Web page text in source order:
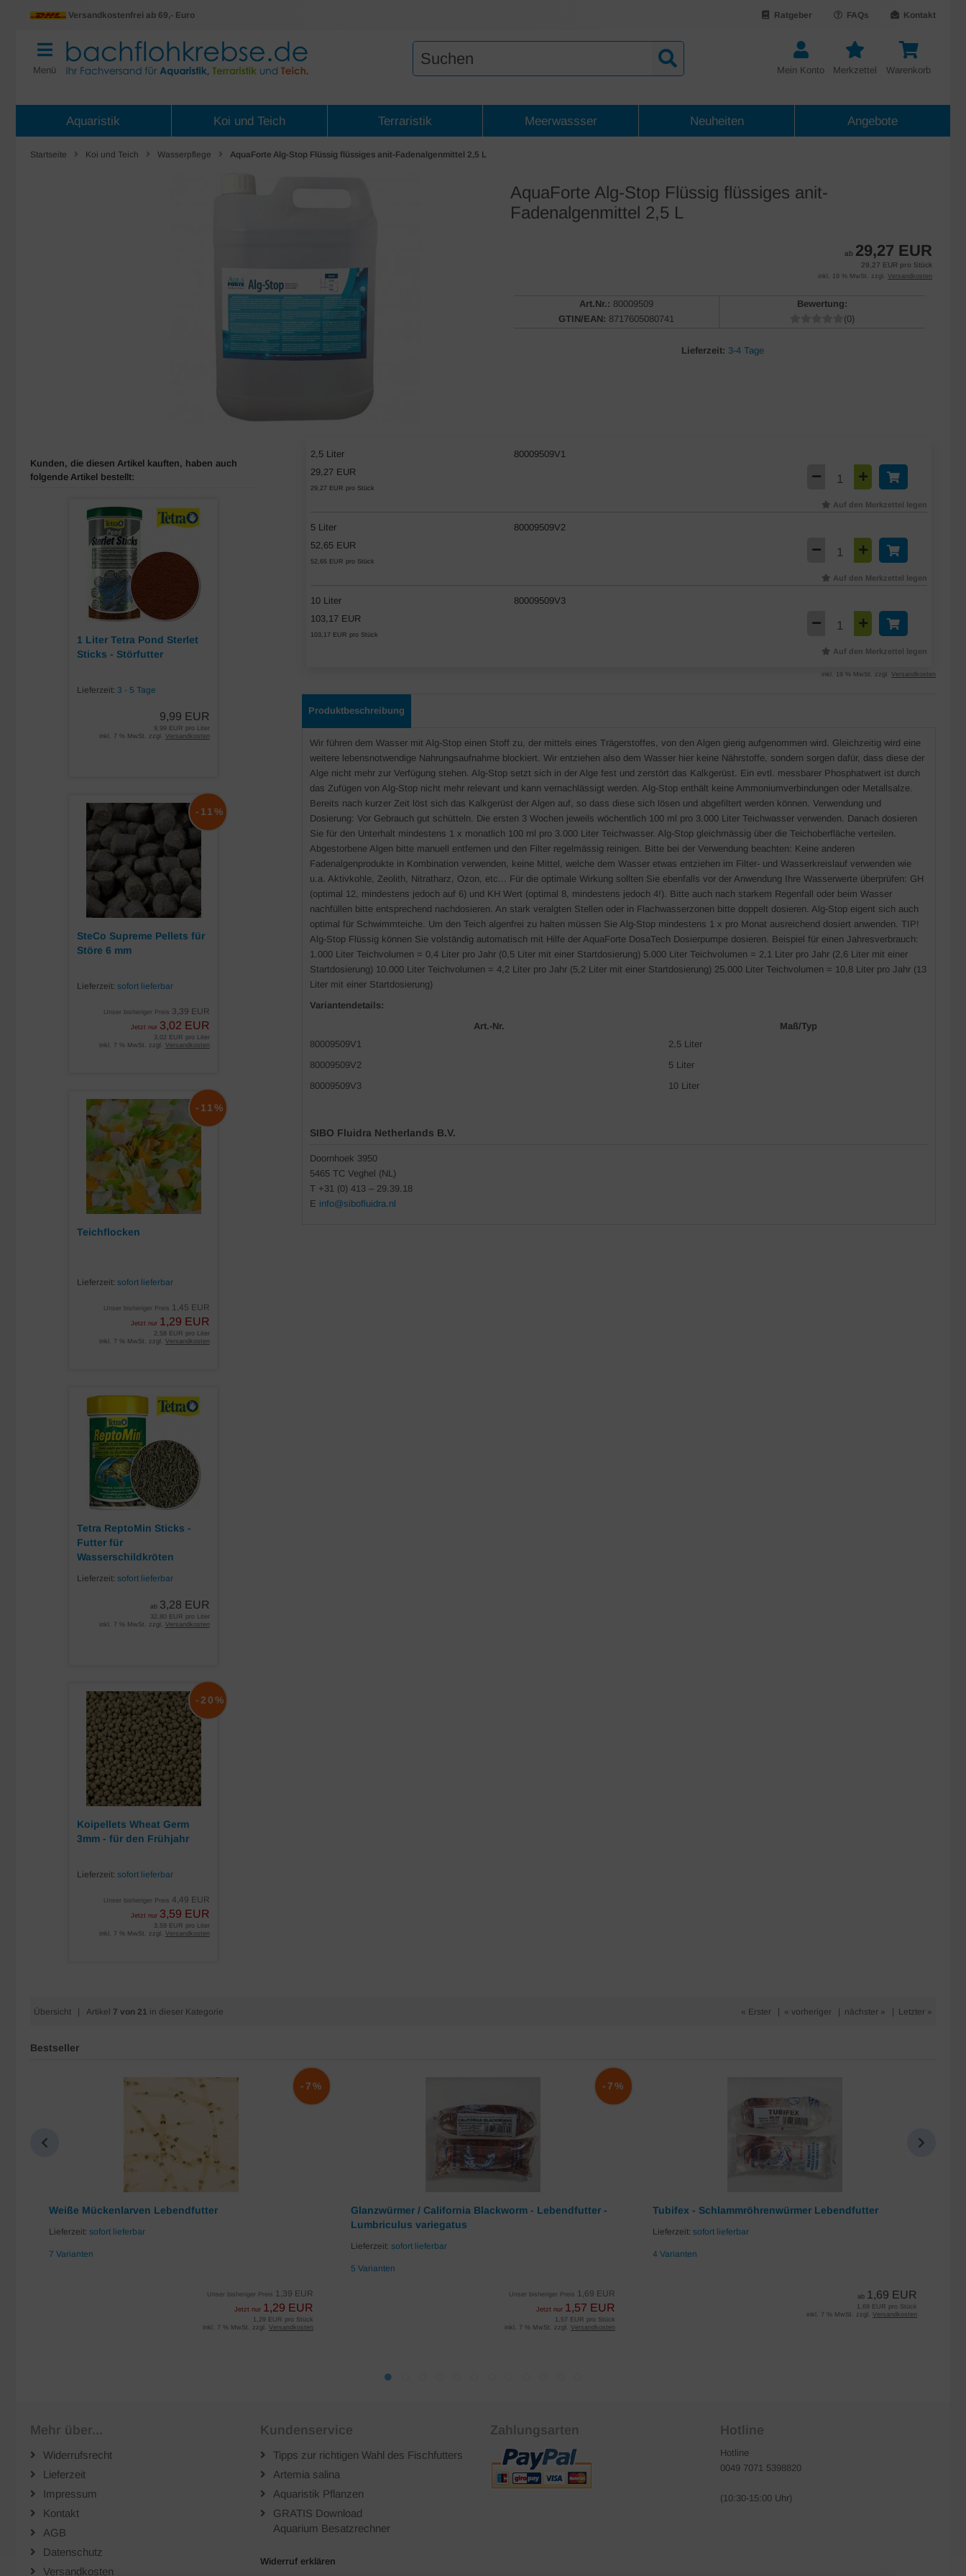
Kontakt
FAQs
Ratgeber
Versandkostenfrei ab 69,- Euro
Menü Warenkorb
Merkzettel
Mein Konto
Aquaristik Koi und Teich Terraristik Meerwassser Neuheiten Angebote
Startseite Koi und Teich Wasserpflege AquaForte Alg-Stop Flüssig flüssiges anit-Fadenalgenmittel 2,5 L
AquaForte Alg-Stop Flüssig flüssiges anit-
Fadenalgenmittel 2,5 L
ab 29,27 EUR
29,27 EUR pro Stück
inkl. 19 % MwSt. zzgl. Versandkosten
Art.Nr.: 80009509
GTIN/EAN: 8717605080741
Bewertung:
(0)
Lieferzeit: 3-4 Tage
2,5 Liter
80009509V1
29,27 EUR
29,27 EUR pro Stück
Auf den Merkzettel legen
5 Liter
80009509V2
52,65 EUR
52,65 EUR pro Stück
Auf den Merkzettel legen
10 Liter
80009509V3
103,17 EUR
103,17 EUR pro Stück
Auf den Merkzettel legen
inkl. 19 % MwSt. zzgl. Versandkosten
Produktbeschreibung
Wir führen dem Wasser mit Alg-Stop einen Stoff zu, der mittels eines Trägerstoffes, von den Algen gierig aufgenommen wird. Gleichzeitig wird eine
weitere lebensnotwendige Nahrungsaufnahme blockiert. Wir entziehen also dem Wasser hier keine Nährstoffe, sondern sorgen dafür, dass diese der
Alge nicht mehr zur Verfügung stehen. Alg-Stop setzt sich in der Alge fest und zerstört das Kalkgerüst. Ein evtl. messbarer Phosphatwert ist durch
das Zufügen von Alg-Stop nicht mehr relevant und kann vernachlässigt werden. Alg-Stop enthält keine Ammoniumverbindungen oder Metallsalze.
Bereits nach kurzer Zeit löst sich das Kalkgerüst der Algen auf, so dass diese sich lösen und abgefiltert werden können. Verwendung und
Dosierung: Vor Gebrauch gut schütteln. Die ersten 3 Wochen jeweils wöchentlich 100 ml pro 3.000 Liter Teichwasser verwenden. Danach dosieren
Sie für den Unterhalt mindestens 1 x monatlich 100 ml pro 3.000 Liter Teichwasser. Alg-Stop gleichmässig über die Teichoberfläche verteilen.
Abgestorbene Algen bitte manuell entfernen und den Filter regelmässig reinigen. Bitte bei der Verwendung beachten: Keine anderen
Fadenalgenprodukte in Kombination verwenden, keine Mittel, welche dem Wasser etwas entziehen im Filter- und Wasserkreislauf verwenden wie
u.a. Aktivkohle, Zeolith, Nitratharz, Ozon, etc... Für die optimale Wirkung sollten Sie ebenfalls vor der Anwendung Ihre Wasserwerte überprüfen: GH
(optimal 12, mindestens jedoch auf 6) und KH Wert (optimal 8, mindestens jedoch 4!). Bitte auch nach starkem Regenfall oder beim Wasser
nachfüllen bitte entsprechend nachdosieren. An stark veralgten Stellen oder in Flachwasserzonen bitte doppelt dosieren. Alg-Stop eigent sich auch
optimal für Schwimmteiche. Um den Teich algenfrei zu halten müssen Sie Alg-Stop mindestens 1 x pro Monat ausreichend dosiert anwenden. TIP!
Alg-Stop Flüssig können Sie volständig automatisch mit Hilfe der AquaForte DosaTech Dosierpumpe dosieren. Beispiel für einen Jahresverbrauch:
1.000 Liter Teichvolumen = 0,4 Liter pro Jahr (0,5 Liter mit einer Startdosierung) 5.000 Liter Teichvolumen = 2,1 Liter pro Jahr (2,6 Liter mit einer
Startdosierung) 10.000 Liter Teichvolumen = 4,2 Liter pro Jahr (5,2 Liter mit einer Startdosierung) 25.000 Liter Teichvolumen = 10,8 Liter pro Jahr (13
Liter mit einer Startdosierung)
Variantendetails:
Art.-Nr.
Maß/Typ
80009509V1
2,5 Liter
80009509V2
5 Liter
80009509V3
10 Liter
SIBO Fluidra Netherlands B.V.
Doornhoek 3950
5465 TC Veghel (NL)
T +31 (0) 413 – 29.39.18
E info@sibofluidra.nl
Kunden, die diesen Artikel kauften, haben auch
folgende Artikel bestellt:
1 Liter Tetra Pond Sterlet
Sticks - Störfutter
Lieferzeit:3 - 5 Tage
9,99 EUR
9,99 EUR pro Liter
inkl. 7 % MwSt. zzgl. Versandkosten
SteCo Supreme Pellets für
Störe 6 mm
Lieferzeit:sofort lieferbar
Unser bisheriger Preis 3,39 EUR
Jetzt nur 3,02 EUR
-11%
3,02 EUR pro Liter
inkl. 7 % MwSt. zzgl. Versandkosten
Teichflocken
Lieferzeit:sofort lieferbar
Unser bisheriger Preis 1,45 EUR
Jetzt nur 1,29 EUR
-11%
2,58 EUR pro Liter
inkl. 7 % MwSt. zzgl. Versandkosten
Tetra ReptoMin Sticks -
Futter für
Wasserschildkröten
Lieferzeit:sofort lieferbar
ab 3,28 EUR
32,80 EUR pro Liter
inkl. 7 % MwSt. zzgl. Versandkosten
Koipellets Wheat Germ
3mm - für den Frühjahr
Lieferzeit:sofort lieferbar
Unser bisheriger Preis 4,49 EUR
Jetzt nur 3,59 EUR
-20%
3,59 EUR pro Liter
inkl. 7 % MwSt. zzgl. Versandkosten
Übersicht | Artikel 7 von 21 in dieser Kategorie « Erster « vorheriger nächster » Letzter »
Bestseller
Weiße Mückenlarven Lebendfutter
Lieferzeit: sofort lieferbar
7 Varianten
Unser bisheriger Preis 1,39 EUR
Jetzt nur 1,29 EUR
-7%
1,29 EUR pro Stück
inkl. 7 % MwSt. zzgl. Versandkosten
Glanzwürmer / California Blackworm - Lebendfutter -
Lumbriculus variegatus
Lieferzeit: sofort lieferbar
5 Varianten
Unser bisheriger Preis 1,69 EUR
Jetzt nur 1,57 EUR
-7%
1,57 EUR pro Stück
inkl. 7 % MwSt. zzgl. Versandkosten
Tubifex - Schlammröhrenwürmer Lebendfutter
Lieferzeit: sofort lieferbar
4 Varianten
ab 1,69 EUR
1,69 EUR pro Stück
inkl. 7 % MwSt. zzgl. Versandkosten
Mehr über...
Widerrufsrecht
Lieferzeit
Impressum
Kontakt
AGB
Datenschutz
Versandkosten
Kundenservice
Tipps zur richtigen Wahl des Fischfutters
Artemia salina
Aquaristik Pflanzen
GRATIS Download
Aquarium Besatzrechner
Widerruf erklären
Zahlungsarten Hotline
Hotline
0049 7071 5398820
(10:30-15:00 Uhr)